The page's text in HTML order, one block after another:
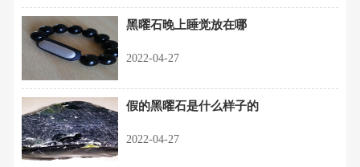
黑曜石晚上睡觉放在哪
2022-04-27
假的黑曜石是什么样子的
2022-04-27